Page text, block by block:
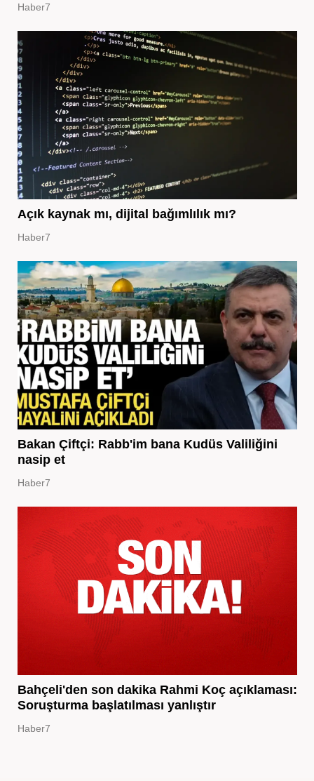
Haber7
Açık kaynak mı, dijital bağımlılık mı?
Haber7
Bakan Çiftçi: Rabb'im bana Kudüs Valiliğini
nasip et
Haber7
Bahçeli'den son dakika Rahmi Koç açıklaması:
Soruşturma başlatılması yanlıştır
Haber7